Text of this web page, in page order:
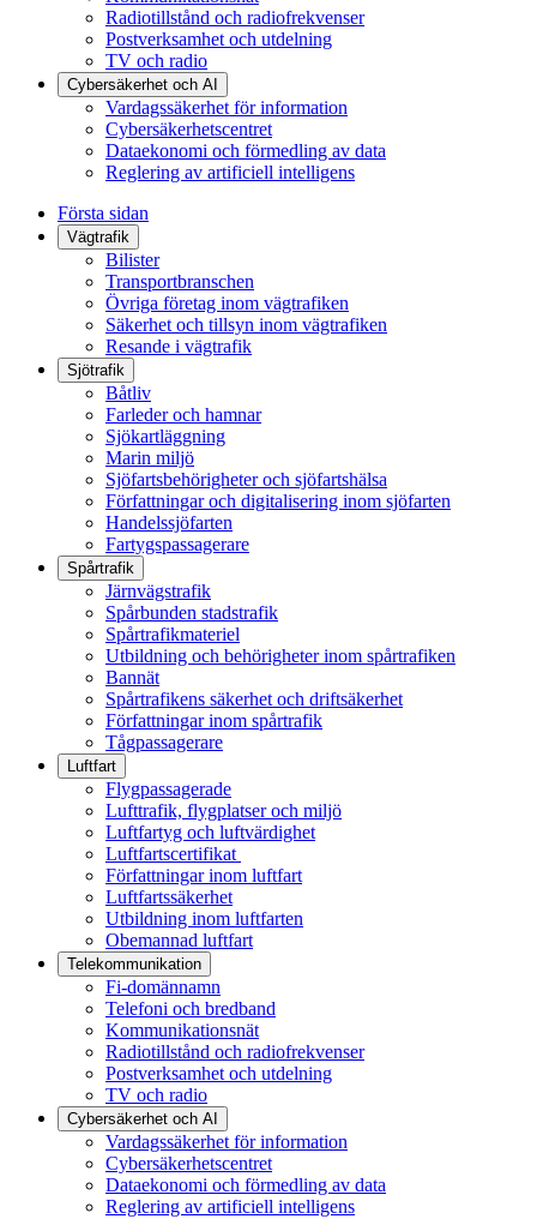
Radiotillstånd och radiofrekvenser
Postverksamhet och utdelning
TV och radio
Cybersäkerhet och AI
Vardagssäkerhet för information
Cybersäkerhetscentret
Dataekonomi och förmedling av data
Reglering av artificiell intelligens
Första sidan
Vägtrafik
Bilister
Transportbranschen
Övriga företag inom vägtrafiken
Säkerhet och tillsyn inom vägtrafiken
Resande i vägtrafik
Sjötrafik
Båtliv
Farleder och hamnar
Sjökartläggning
Marin miljö
Sjöfartsbehörigheter och sjöfartshälsa
Författningar och digitalisering inom sjöfarten
Handelssjöfarten
Fartygspassagerare
Spårtrafik
Järnvägstrafik
Spårbunden stadstrafik
Spårtrafikmateriel
Utbildning och behörigheter inom spårtrafiken
Bannät
Spårtrafikens säkerhet och driftsäkerhet
Författningar inom spårtrafik
Tågpassagerare
Luftfart
Flygpassagerade
Lufttrafik, flygplatser och miljö
Luftfartyg och luftvärdighet
Luftfartscertifikat
Författningar inom luftfart
Luftfartssäkerhet
Utbildning inom luftfarten
Obemannad luftfart
Telekommunikation
Fi-domännamn
Telefoni och bredband
Kommunikationsnät
Radiotillstånd och radiofrekvenser
Postverksamhet och utdelning
TV och radio
Cybersäkerhet och AI
Vardagssäkerhet för information
Cybersäkerhetscentret
Dataekonomi och förmedling av data
Reglering av artificiell intelligens